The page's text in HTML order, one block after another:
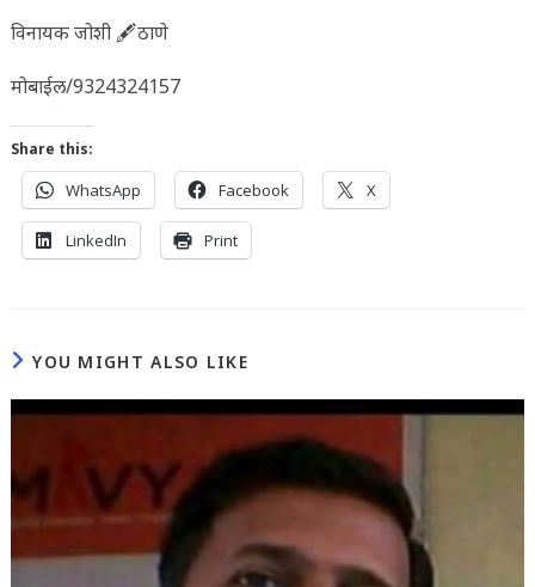
विनायक जोशी 🖋️ठाणे
मोबाईल/9324324157
Share this:
WhatsApp Facebook X
LinkedIn Print
YOU MIGHT ALSO LIKE